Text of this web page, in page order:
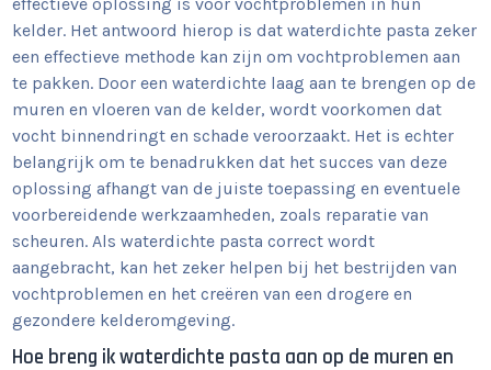
kelder. Het antwoord hierop is dat waterdichte pasta zeker
een effectieve methode kan zijn om vochtproblemen aan
te pakken. Door een waterdichte laag aan te brengen op de
muren en vloeren van de kelder, wordt voorkomen dat
vocht binnendringt en schade veroorzaakt. Het is echter
belangrijk om te benadrukken dat het succes van deze
oplossing afhangt van de juiste toepassing en eventuele
voorbereidende werkzaamheden, zoals reparatie van
scheuren. Als waterdichte pasta correct wordt
aangebracht, kan het zeker helpen bij het bestrijden van
vochtproblemen en het creëren van een drogere en
gezondere kelderomgeving.
Hoe breng ik waterdichte pasta aan op de muren en